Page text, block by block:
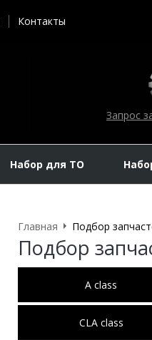
Контакты
Запрос
Набор для ТО
Главная Подбор
Подбор
A class
CLA class